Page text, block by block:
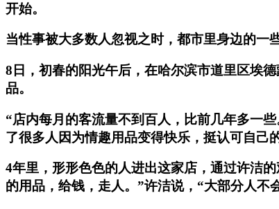
开始。
当性事被大多数人忽视之时，都市里身边的一
8日，初春的阳光午后，在哈尔滨市道里区埃
品。
“店内每月的客流量不到百人，比前几年多一
了很多人因为情趣用品变得快乐，挺认可自己
4年里，形形色色的人进出这家店，通过许洁
的用品，给钱，走人。”许洁说，“大部分人